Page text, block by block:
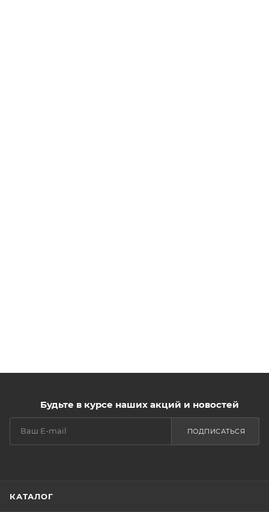
Будьте в курсе наших акций и новостей
ПОДПИСАТЬСЯ
КАТАЛОГ